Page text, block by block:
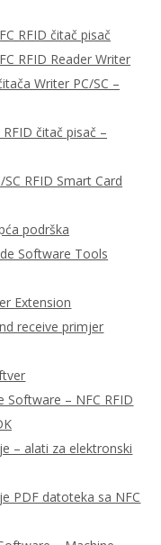
RFID čitač pisač
RFID Reader Writer
Writer PC/SC –
čitač pisač –
RFID Smart Card
podrška
Software Tools
Extension
receive primjer
Software – NFC RFID
– alati za elektronski
PDF datoteka sa NFC